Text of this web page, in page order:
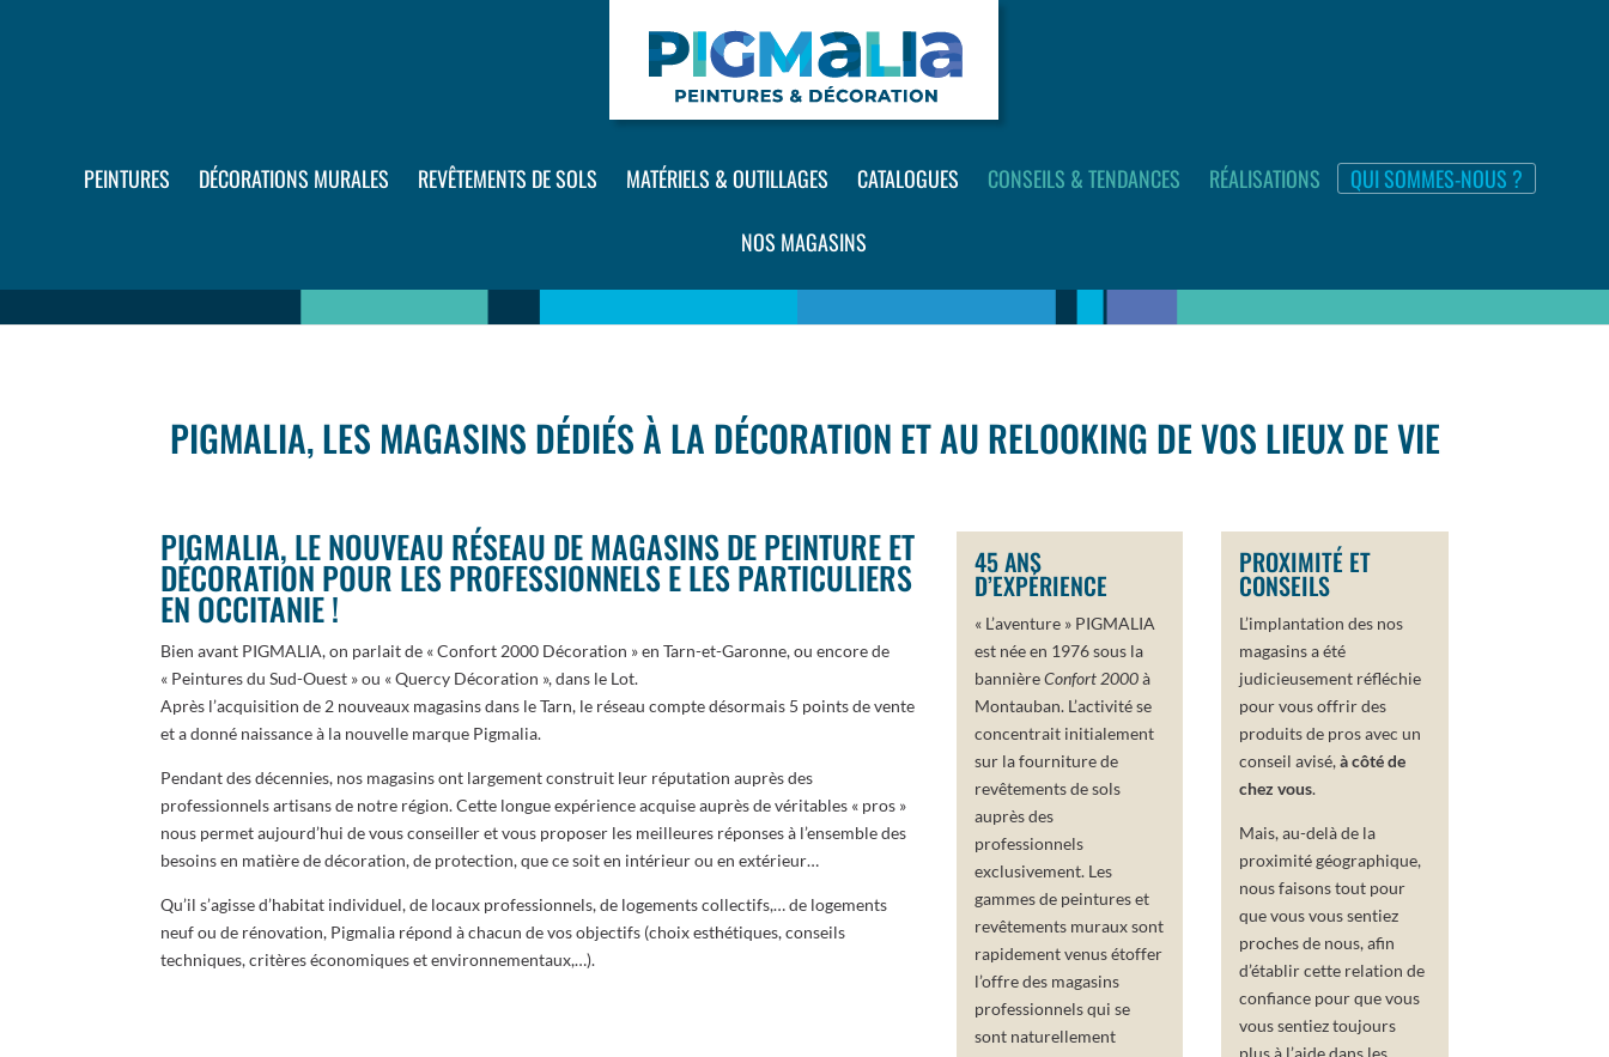
PEINTURES DÉCORATIONS MURALES REVÊTEMENTS DE SOLS MATÉRIELS & OUTILLAGES CATALOGUES CONSEILS & TENDANCES RÉALISATIONS QUI SOMMES-NOUS ?
NOS MAGASINS
PIGMALIA, LES MAGASINS DÉDIÉS À LA DÉCORATION ET AU RELOOKING DE VOS LIEUX DE VIE
PIGMALIA, LE NOUVEAU RÉSEAU DE MAGASINS DE PEINTURE ET
DÉCORATION POUR LES PROFESSIONNELS E LES PARTICULIERS
EN OCCITANIE !
Bien avant PIGMALIA, on parlait de « Confort 2000 Décoration » en Tarn-et-Garonne, ou encore de
« Peintures du Sud-Ouest » ou « Quercy Décoration », dans le Lot.
Après l’acquisition de 2 nouveaux magasins dans le Tarn, le réseau compte désormais 5 points de vente
et a donné naissance à la nouvelle marque Pigmalia.
Pendant des décennies, nos magasins ont largement construit leur réputation auprès des
professionnels artisans de notre région. Cette longue expérience acquise auprès de véritables « pros »
nous permet aujourd’hui de vous conseiller et vous proposer les meilleures réponses à l’ensemble des
besoins en matière de décoration, de protection, que ce soit en intérieur ou en extérieur…
Qu’il s’agisse d’habitat individuel, de locaux professionnels, de logements collectifs,… de logements
neuf ou de rénovation, Pigmalia répond à chacun de vos objectifs (choix esthétiques, conseils
techniques, critères économiques et environnementaux,…).
45 ANS
D’EXPÉRIENCE
« L’aventure » PIGMALIA
est née en 1976 sous la
bannièreConfort 2000à
Montauban. L’activité se
concentrait initialement
sur la fourniture de
revêtements de sols
auprès des
professionnels
exclusivement. Les
gammes de peintures et
revêtements muraux sont
rapidement venus étoffer
l’offre des magasins
professionnels qui se
sont naturellement
PROXIMITÉ ET
CONSEILS
L’implantation des nos
magasins a été
judicieusement réfléchie
pour vous offrir des
produits de pros avec un
conseil avisé,à côté de
chez vous.
Mais, au-delà de la
proximité géographique,
nous faisons tout pour
que vous vous sentiez
proches de nous, afin
d’établir cette relation de
confiance pour que vous
vous sentiez toujours